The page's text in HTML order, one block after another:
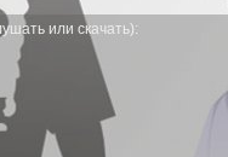
или скачать):